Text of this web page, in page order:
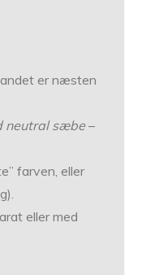
er næsten
neutral sæbe–
farven, eller
eller med